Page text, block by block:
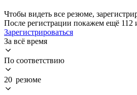
Чтобы видеть все резюме,
После регистрации покажем ещё 112
Зарегистрироваться
За всё время
По соответствию
20 резюме